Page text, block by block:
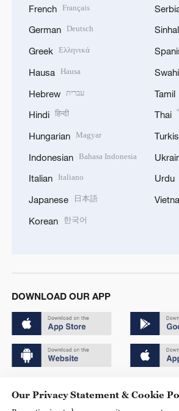
French Français
German Deutsch
Greek Ελληνικά
Hausa Hausa
Hebrew עברית
Hindi हिन्दी
Hungarian Magyar
Indonesian Bahasa Indonesia
Italian Italiano
Japanese 日本語
Korean 한국어
Tamil
Thai
Urdu
DOWNLOAD OUR APP
京ICP备20000184号
Our Privacy Statement & Cookie